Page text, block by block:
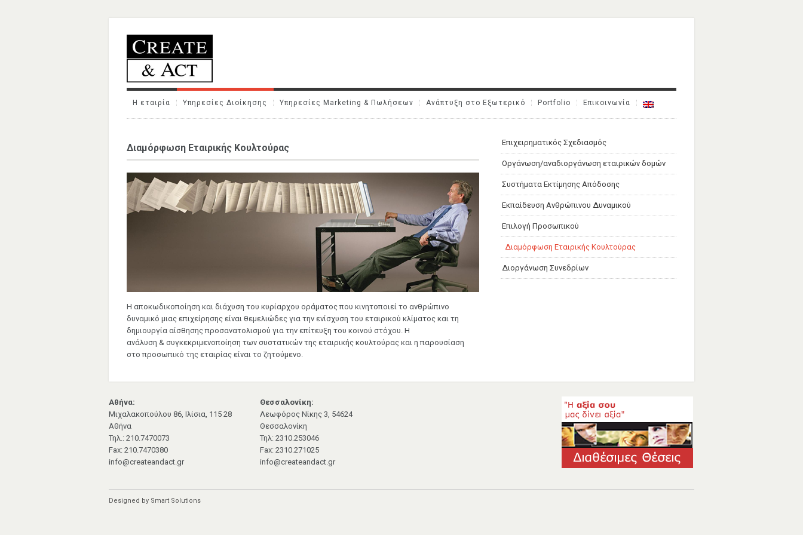
Η εταιρία Υπηρεσίες Διοίκησης Υπηρεσίες Marketing & Πωλήσεων Ανάπτυξη στο Εξωτερικό Portfolio Επικοινωνία
Διαμόρφωση Εταιρικής Κουλτούρας
Η αποκωδικοποίηση και διάχυση του κυρίαρχου οράματος που κινητοποιεί το ανθρώπινο
δυναμικό μιας επιχείρησης είναι θεμελιώδες για την ενίσχυση του εταιρικού κλίματος και τη
δημιουργία αίσθησης προσανατολισμού για την επίτευξη του κοινού στόχου. Η
ανάλυση & συγκεκριμενοποίηση των συστατικών της εταιρικής κουλτούρας και η παρουσίαση
στο προσωπικό της εταιρίας είναι το ζητούμενο.
Επιχειρηματικός Σχεδιασμός
Οργάνωση/αναδιοργάνωση εταιρικών δομών
Συστήματα Εκτίμησης Απόδοσης
Εκπαίδευση Ανθρώπινου Δυναμικού
Επιλογή Προσωπικού
Διαμόρφωση Εταιρικής Κουλτούρας
Διοργάνωση Συνεδρίων
Αθήνα:
Μιχαλακοπούλου 86, Ιλίσια, 115 28
Αθήνα
Τηλ.: 210.7470073
Fax: 210.7470380
info@createandact.gr
Θεσσαλονίκη:
Λεωφόρος Νίκης 3, 54624
Θεσσαλονίκη
Τηλ: 2310.253046
Fax: 2310.271025
info@createandact.gr
Designed by Smart Solutions